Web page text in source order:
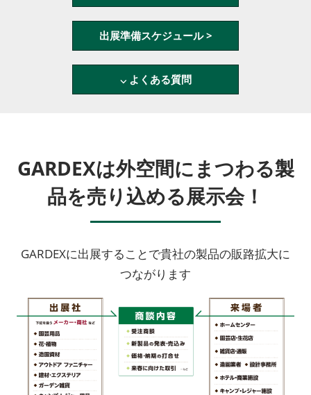
出展準備スケジュール >
⌵ よくある質問
GARDEXは外空間にまつわる製
品を売り込める展示会！
GARDEXに出展することで貴社の製品の販路拡大に
つながります